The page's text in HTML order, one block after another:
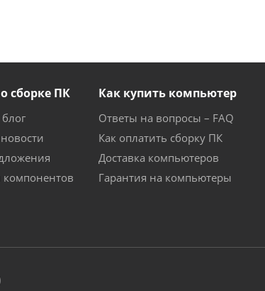
сборке ПК Как купить компьютер
Ответы на вопросы – FAQ
Как оплатить сборку ПК
Доставка компьютеров
Гарантия на компьютеры